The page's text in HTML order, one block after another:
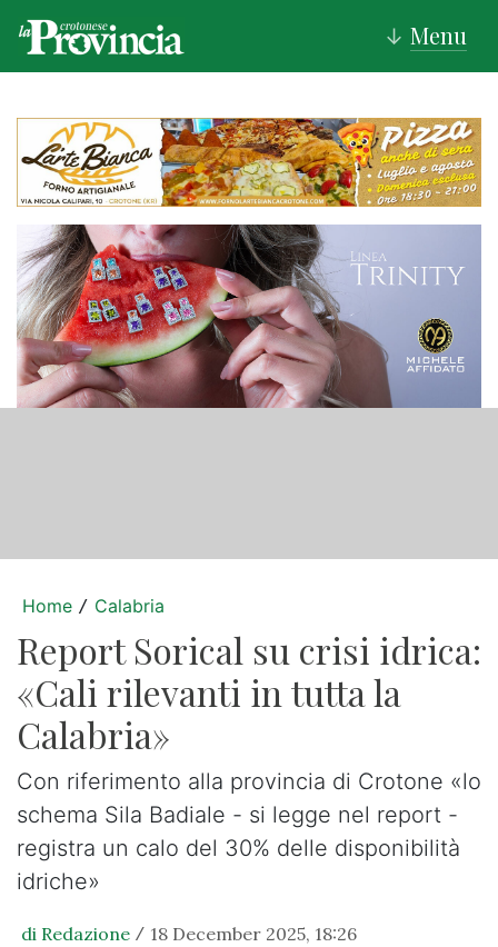
↓ Menu
Home / Calabria
Report Sorical su crisi idrica:
«Cali rilevanti in tutta la
Calabria»
Con riferimento alla provincia di Crotone «lo
schema Sila Badiale - si legge nel report -
registra un calo del 30% delle disponibilità
idriche»
di Redazione / 18 December 2025, 18:26